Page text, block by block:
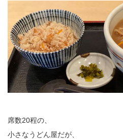
席数20程の、
小さなうどん屋だが、